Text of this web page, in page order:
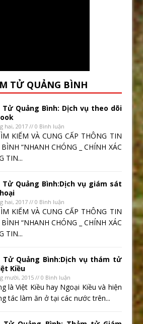
TỬ QUẢNG BÌNH
Tử Quảng Bình: Dịch vụ theo dõi
hai, 2017 // 0 Bình luận
KIẾM VÀ CUNG CẤP THÔNG TIN
“NHANH CHÓNG _ CHÍNH XÁC
TIN...
Tử Quảng Bình:Dịch vụ giám sát
hai, 2017 // 0 Bình luận
KIẾM VÀ CUNG CẤP THÔNG TIN
“NHANH CHÓNG _ CHÍNH XÁC
TIN...
Tử Quảng Bình:Dịch vụ thám tử
Kiều
mười, 2015 // 0 Bình luận
là Việt Kiều hay Ngoại Kiều và hiện
tác làm ăn ở tại các nước trên...